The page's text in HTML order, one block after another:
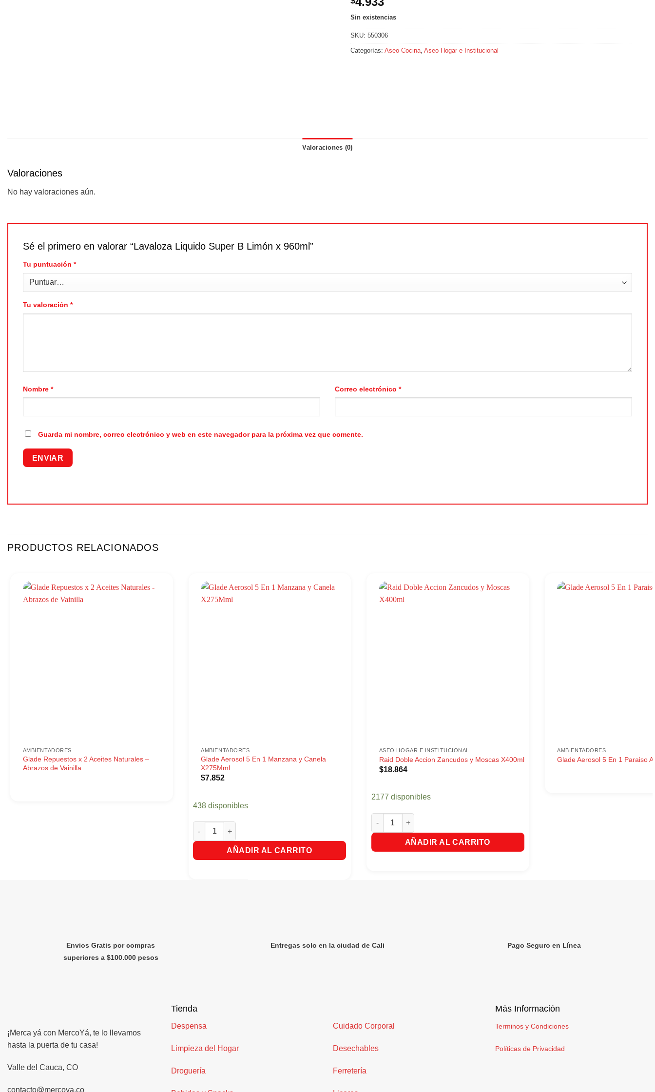
Sin existencias
SKU:550306
Categorías:Aseo Cocina ,Aseo Hogar e Institucional
Valoraciones (0)
Valoraciones
No hay valoraciones aún.
Sé el primero en valorar “Lavaloza Liquido Super B Limón x 960ml”
Tu puntuación *
Tu valoración *
Nombre * Correo electrónico *
Guarda mi nombre, correo electrónico y web en este navegador para la próxima vez que comente.
PRODUCTOS RELACIONADOS
AMBIENTADORES
Glade Repuestos x 2 Aceites Naturales –
Abrazos de Vainilla
AMBIENTADORES
Glade Aerosol 5 En 1 Manzana y Canela
X275Mml
$7.852
438 disponibles
Glade Aerosol 5 En 1 Manzana y Canela X275Mml cantidad
AÑADIR AL CARRITO
ASEO HOGAR E INSTITUCIONAL
Raid Doble Accion Zancudos y Moscas X400ml
$18.864
2177 disponibles
Raid Doble Accion Zancudos y Moscas X400ml cantidad
AÑADIR AL CARRITO
AMBIENTADORES
Glade Aerosol 5 En 1 Paraiso
Envios Gratis por compras
superiores a $100.000 pesos
Entregas solo en la ciudad de Cali Pago Seguro en Línea
¡Merca yá con MercoYá, te lo llevamos
hasta la puerta de tu casa!
Valle del Cauca, CO
contacto@mercoya.co
Tienda
Despensa
Limpieza del Hogar
Droguería
Cuidado Corporal
Desechables
Ferretería
Más Información
Terminos y Condiciones
Políticas de Privacidad